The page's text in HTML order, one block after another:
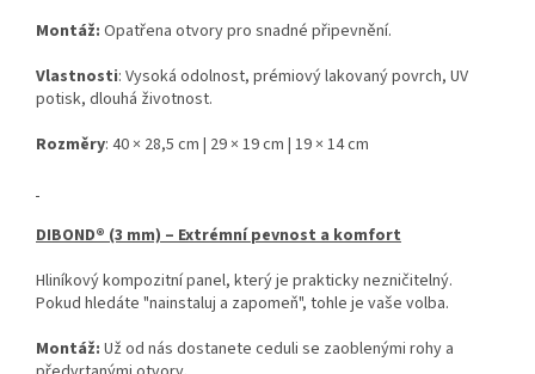
Montáž: Opatřena otvory pro snadné připevnění.
Vlastnosti: Vysoká odolnost, prémiový lakovaný povrch, UV
potisk, dlouhá životnost.
Rozměry: 40 × 28,5 cm | 29 × 19 cm | 19 × 14 cm
DIBOND® (3 mm) – Extrémní pevnost a komfort
Hliníkový kompozitní panel, který je prakticky nezničitelný.
Pokud hledáte "nainstaluj a zapomeň", tohle je vaše volba.
Montáž: Už od nás dostanete ceduli se zaoblenými rohy a